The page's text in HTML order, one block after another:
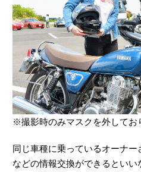
※撮影時のみマスクを外してお
同じ車種に乗っているオーナ
などの情報交換ができるとい